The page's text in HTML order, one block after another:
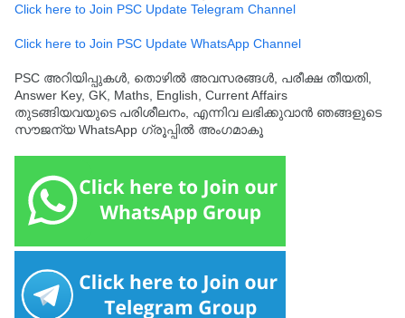
Click here to Join PSC Update Telegram Channel
Click here to Join PSC Update WhatsApp Channel
PSC അറിയിപ്പുകൾ, തൊഴിൽ അവസരങ്ങൾ, പരീക്ഷ തീയതി,
Answer Key, GK, Maths, English, Current Affairs
തുടങ്ങിയവയുടെ പരിശീലനം, എന്നിവ ലഭിക്കുവാൻ ഞങ്ങളുടെ
സൗജന്യ WhatsApp ഗ്രൂപ്പിൽ അംഗമാകൂ